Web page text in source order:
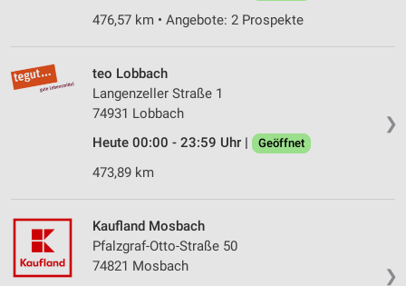
476,57 km • Angebote: 2 Prospekte
❯
teo Lobbach
Langenzeller Straße 1
74931 Lobbach
Heute 00:00 - 23:59 Uhr |
Geöffnet
473,89 km
❯
Kaufland Mosbach
Pfalzgraf-Otto-Straße 50
74821 Mosbach